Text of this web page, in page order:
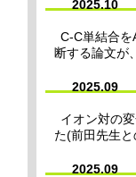
2025.10
C-C単結合を
断する論文が
2025.09
イオン対の
た(前田先生と
2025.09